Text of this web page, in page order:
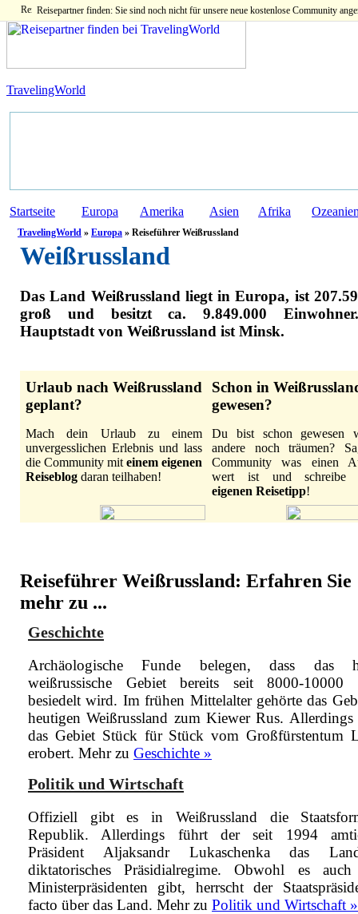
Reisepartner finden: Sie sind noch nicht für unsere neue kostenlose Community
TravelingWorld
Startseite Europa Amerika Asien Afrika
TravelingWorld » Europa » Reiseführer Weißrussland
Weißrussland
Das Land Weißrussland liegt in Europa, ist
groß und besitzt ca. 9.849.000
Hauptstadt von Weißrussland ist Minsk.
Urlaub nach Weißrussland
geplant?
Mach dein Urlaub zu einem
unvergesslichen Erlebnis und lass
die Community miteinem eigenen
Reiseblog daran teilhaben!
Schon in
gewesen?
Du bist schon gewesen
andere noch träumen?
Community was einen
wert ist und
eigenen Reisetipp!
Reiseführer Weißrussland: Erfahren Sie
mehr zu ...
Geschichte
Archäologische Funde belegen, dass das
weißrussische Gebiet bereits seit 8000-10000
besiedelt wird. Im frühen Mittelalter gehörte das
heutigen Weißrussland zum Kiewer Rus. Allerdings
das Gebiet Stück für Stück vom Großfürstentum
erobert. Mehr zu Geschichte »
Politik und Wirtschaft
Offiziell gibt es in Weißrussland die
Republik. Allerdings führt der seit 1994
Präsident Aljaksandr Lukaschenka das
diktatorisches Präsidialregime. Obwohl es
Ministerpräsidenten gibt, herrscht der
facto über das Land. Mehr zu Politik und Wirtschaft »